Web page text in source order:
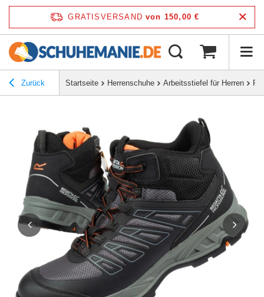
GRATISVERSAND von 150,00 €
Zurück Startseite Herrenschuhe Arbeitsstiefel für Herren